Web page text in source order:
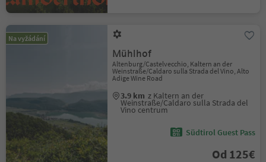
Na vyžádání
Mühlhof
Altenburg/Castelvecchio, Kaltern an der
Weinstraße/Caldaro sulla Strada del Vino, Alto
Adige Wine Road
3.9 km z Kaltern an der
Weinstraße/Caldaro sulla Strada del
Vino centrum
Südtirol Guest Pass
Od 125€